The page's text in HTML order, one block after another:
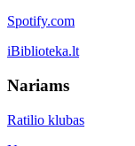
Spotify.com
iBiblioteka.lt
Nariams
Ratilio klubas